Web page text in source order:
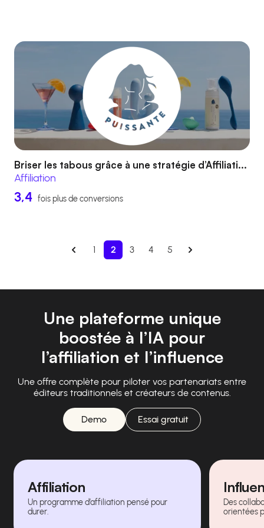
Briser les tabous grâce à une stratégie d’Affiliati...
Affiliation
3,4 fois plus de conversions
1 2 3 4 5
Une plateforme unique
boostée à l’IA pour
l’affiliation et l’influence
Une offre complète pour piloter vos partenariats entre
éditeurs traditionnels et créateurs de contenus.
Demo Essai gratuit
Affiliation
Un programme d’affiliation pensé pour
durer.
Des
orientées